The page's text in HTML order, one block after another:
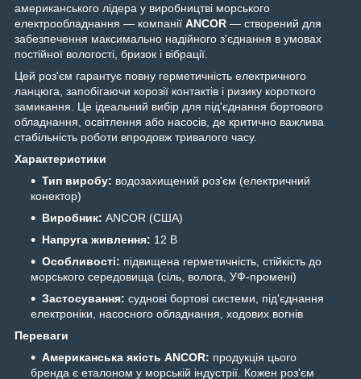
американського лідера у виробництві морського
електрообладнання — компанії ANCOR — створений для
забезпечення максимально надійного з'єднання в умовах
постійної вологості, бризок і вібрації.
Цей роз'єм гарантує повну герметичність електричного
ланцюга, запобігаючи корозії контактів і ризику короткого
замикання. Це ідеальний вибір для під'єднання бортового
обладнання, освітлення або насосів, де критично важлива
стабільність роботи впродовж тривалого часу.
Характеристики
Тип виробу: водозахищений роз'єм (електричний
конектор)
Виробник: ANCOR (США)
Напруга живлення: 12 В
Особливості: підвищена герметичність, стійкість до
морського середовища (сіль, волога, УФ-промені)
Застосування: суднові бортові системи, під'єднання
електроніки, насосного обладнання, ходових вогнів
Переваги
Американська якість ANCOR: продукція цього
бренда є еталоном у морській індустрії. Кожен роз'єм